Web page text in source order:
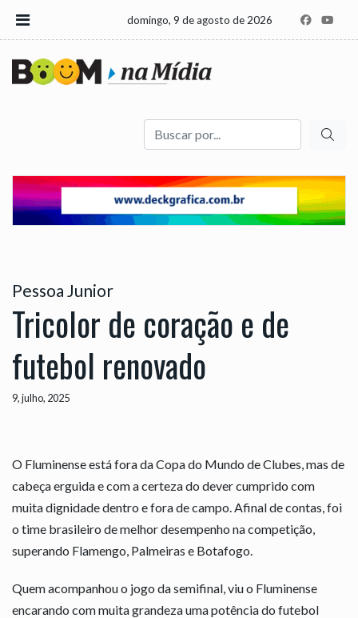
domingo, 9 de agosto de 2026
Buscar
Pessoa Junior
Tricolor de coração e de
futebol renovado
9, julho, 2025
O Fluminense está fora da Copa do Mundo de Clubes, mas de
cabeça erguida e com a certeza do dever cumprido com
muita dignidade dentro e fora de campo. Afinal de contas, foi
o time brasileiro de melhor desempenho na competição,
superando Flamengo, Palmeiras e Botafogo.
Quem acompanhou o jogo da semifinal, viu o Fluminense
encarando com muita grandeza uma potência do futebol